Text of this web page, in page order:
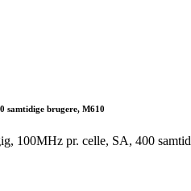
samtidige brugere, M610